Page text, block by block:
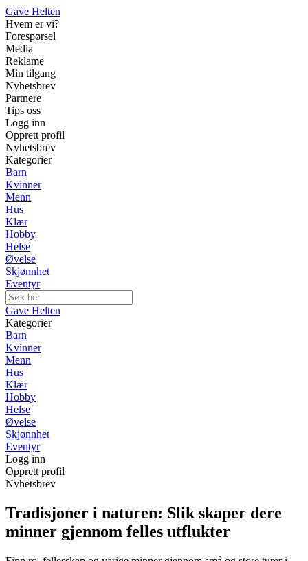
Gave Helten
Hvem er vi?
Forespørsel
Media
Reklame
Min tilgang
Nyhetsbrev
Partnere
Tips oss
Logg inn
Opprett profil
Nyhetsbrev
Kategorier
Barn
Kvinner
Menn
Hus
Klær
Hobby
Helse
Øvelse
Skjønnhet
Eventyr
Gave Helten
Kategorier
Barn
Kvinner
Menn
Hus
Klær
Hobby
Helse
Øvelse
Skjønnhet
Eventyr
Logg inn
Opprett profil
Nyhetsbrev
Tradisjoner i naturen: Slik skaper dere
minner gjennom felles utflukter